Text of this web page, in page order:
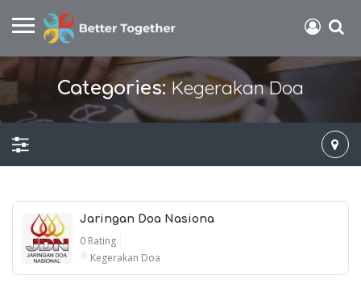
Categories: Kegerakan Doa
Jaringan Doa Nasiona
0 Rating
Kegerakan Doa